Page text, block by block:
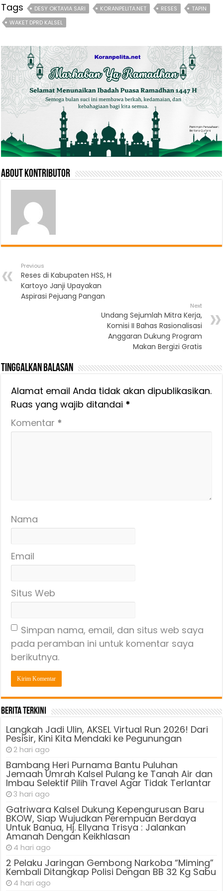
Tags DESY OKTAVIA SARI KORANPELITA.NET RESES
TAPIN
WAKET DPRD KALSEL
About Kontributor
Previous
Reses di Kabupaten HSS, H
Kartoyo Janji Upayakan
Aspirasi Pejuang Pangan
Next
Undang Sejumlah Mitra Kerja,
Komisi II Bahas Rasionalisasi
Anggaran Dukung Program
Makan Bergizi Gratis
Tinggalkan Balasan
Alamat email Anda tidak akan dipublikasikan.
Ruas yang wajib ditandai *
Komentar *
Nama
Email
Situs Web
Simpan nama, email, dan situs web saya
pada peramban ini untuk komentar saya
berikutnya.
Berita Terkini
Langkah Jadi Ulin, AKSEL Virtual Run 2026! Dari
Pesisir, Kini Kita Mendaki ke Pegunungan
2 hari ago
Bambang Heri Purnama Bantu Puluhan
Jemaah Umrah Kalsel Pulang ke Tanah Air dan
Imbau Selektif Pilih Travel Agar Tidak Terlantar
3 hari ago
Gatriwara Kalsel Dukung Kepengurusan Baru
BKOW, Siap Wujudkan Perempuan Berdaya
Untuk Banua, Hj. Ellyana Trisya : Jalankan
Amanah Dengan Keikhlasan
4 hari ago
2 Pelaku Jaringan Gembong Narkoba “Miming”
Kembali Ditangkap Polisi Dengan BB 32 Kg Sabu
4 hari ago